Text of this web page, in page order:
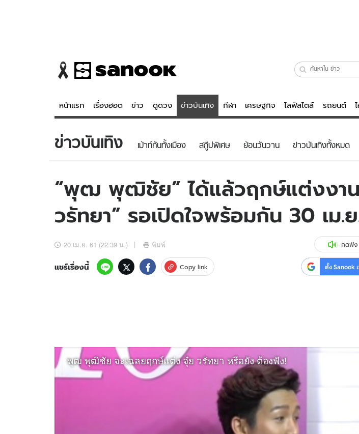
หน้าแรก เรื่องฮอต ข่าว ดูดวง ข่าวบันเทิง กีฬา เศรษฐกิจ ไลฟ์สไตล์ รถยนต์
ข่าว
ข่าวบันเทิง
ข่าวกีฬา
ข่าวเศรษฐกิจ
อัปเดตจีน
เช็กข่าวชัวร์
ดูดวง - ตรวจหวย
สถิติหวยไทย
หวยลาว
ไลฟ์สไตล์
วัยรุ่น
ไอที
รถยนต์
สุขภาพ
เที่ยว-กิน
Tasteful
สงวนลิขสิทธิ์ ©2569 บริษัท อิมเมจ ฟิวเจอร์ (ประเทศไทย) จำกัด
ข่าวบันเทิง เม้าท์กันทั้งเมือง สกู๊ปพิเศษ ย้อนวันวาน ข่าวบันเทิงทั้งหมด
“พุฒ พุฒิชัย” ได้แล้วฤกษ์แต่งงา
วรัทยา” รอเปิดใจพร้อมกัน 30 เม.
20 เม.ย. 61 (22:39 น.) พิมพ์ กดฟัง
แชร์เรื่องนี้ Copy link ตั้ง Sanook